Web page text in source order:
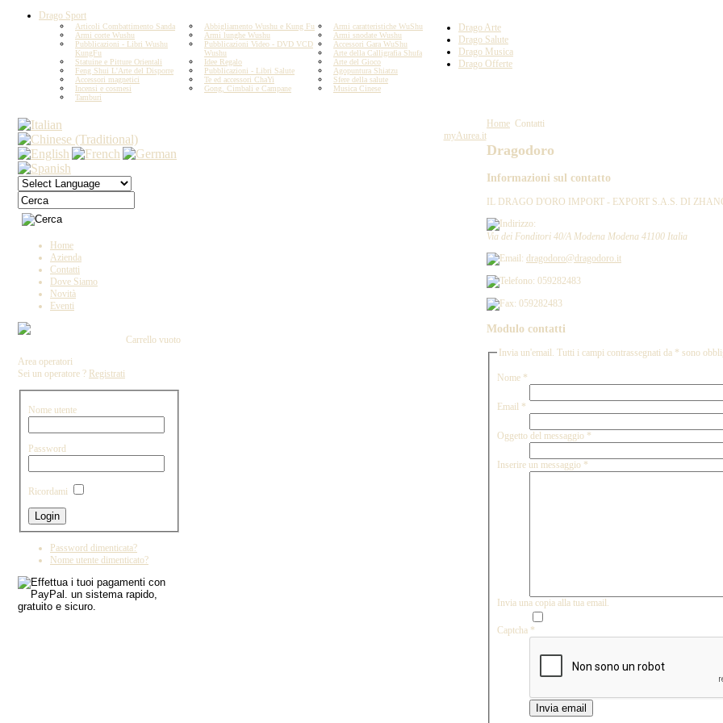
Drago Sport
Articoli Combattimento Sanda Abbigliamento Wushu e Kung Fu
Armi caratteristiche WuShu
Armi corte Wushu
Armi lunghe Wushu
Armi snodate Wushu
Pubblicazioni - Libri Wushu
KungFu
Pubblicazioni Video - DVD VCD
Wushu
Accessori Gara WuShu
Drago Arte
Arte della Calligrafia Shufa
Statuine e Pitture Orientali
Idee Regalo
Arte del Gioco
Feng Shui L'Arte del Disporre
Drago Salute
Pubblicazioni - Libri Salute
Agopuntura Shiatzu
Accessori magnetici
Te ed accessori ChaYi
Sfere della salute
Incensi e cosmesi
Drago Musica
Gong, Cimbali e Campane
Musica Cinese
Tamburi
Drago Offerte
Home
Azienda
Contatti
Dove Siamo
Novità
Eventi
Carrello vuoto
Area operatori
Sei un operatore ? Registrati
Nome utente
Password
Ricordami
Password dimenticata?
Nome utente dimenticato?
Home Contatti
Dragodoro
Informazioni sul contatto
IL DRAGO D'ORO IMPORT - EXPORT S.A.S. DI
Via dei Fonditori 40/A Modena Modena 41100 Italia
dragodoro@dragodoro.it
059282483
059282483
Modulo contatti
Invia un'email. Tutti i campi contrassegnati da * sono
Nome *
Email *
Oggetto del messaggio *
Inserire un messaggio *
Invia una copia alla tua email.
Captcha *
Invia email
myAurea.it